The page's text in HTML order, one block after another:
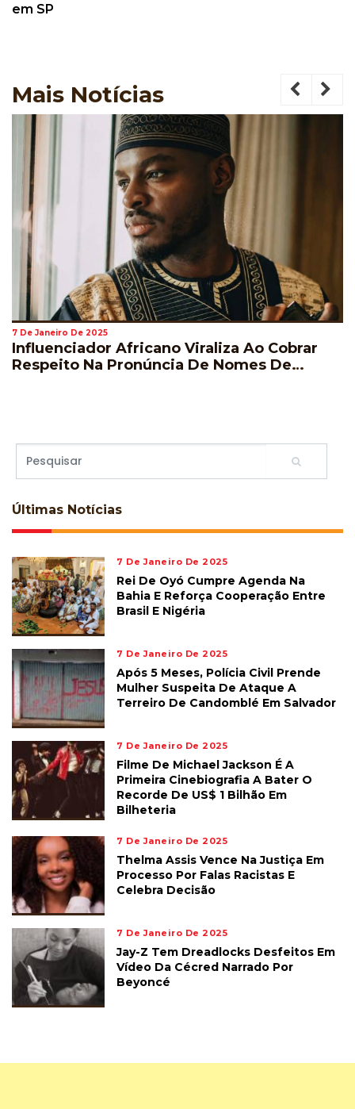
em SP
Mais Notícias
7 De Janeiro De 2025
Influenciador Africano Viraliza Ao Cobrar
Respeito Na Pronúncia De Nomes De
Últimas Notícias
7 De Janeiro De 2025
Rei De Oyó Cumpre Agenda Na
Bahia E Reforça Cooperação Entre
Brasil E Nigéria
7 De Janeiro De 2025
Após 5 Meses, Polícia Civil Prende
Mulher Suspeita De Ataque A
Terreiro De Candomblé Em Salvador
7 De Janeiro De 2025
Filme De Michael Jackson É A
Primeira Cinebiografia A Bater O
Recorde De US$ 1 Bilhão Em
Bilheteria
7 De Janeiro De 2025
Thelma Assis Vence Na Justiça Em
Processo Por Falas Racistas E
Celebra Decisão
7 De Janeiro De 2025
Jay-Z Tem Dreadlocks Desfeitos Em
Vídeo Da Cécred Narrado Por
Beyoncé